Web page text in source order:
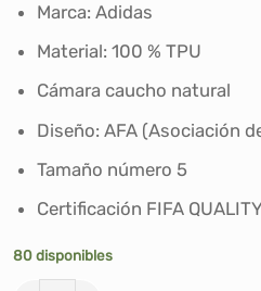
original
era:
S/139.90.
Marca: Adidas
Material: 100 % TPU
Cámara caucho natural
Diseño: AFA (Asociación
Tamaño número 5
Certificación FIFA
80 disponibles